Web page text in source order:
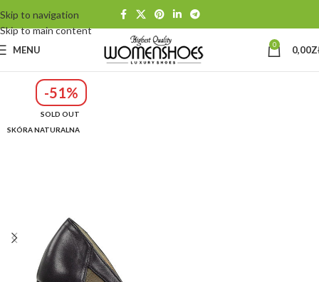
Skip to navigation
Skip to main content
MENU 0 0,00
-51%
SOLD OUT
SKÓRA NATURALNA